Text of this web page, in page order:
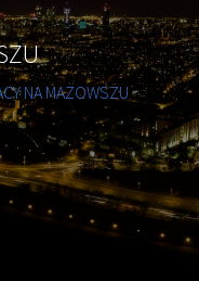
NA MAZOWSZU